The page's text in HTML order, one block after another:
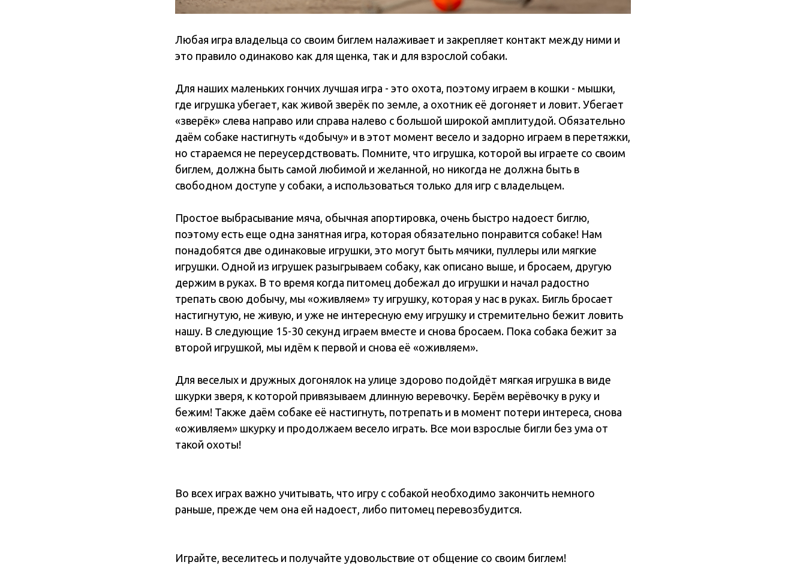
Любая игра владельца со своим биглем налаживает и закрепляет контакт между ними и
это правило одинаково как для щенка, так и для взрослой собаки.
Для наших маленьких гончих лучшая игра - это охота, поэтому играем в кошки - мышки,
где игрушка убегает, как живой зверёк по земле, а охотник её догоняет и ловит. Убегает
«зверёк» слева направо или справа налево с большой широкой амплитудой. Обязательно
даём собаке настигнуть «добычу» и в этот момент весело и задорно играем в перетяжки,
но стараемся не переусердствовать. Помните, что игрушка, которой вы играете со своим
биглем, должна быть самой любимой и желанной, но никогда не должна быть в
свободном доступе у собаки, а использоваться только для игр с владельцем.
Простое выбрасывание мяча, обычная апортировка, очень быстро надоест биглю,
поэтому есть еще одна занятная игра, которая обязательно понравится собаке! Нам
понадобятся две одинаковые игрушки, это могут быть мячики, пуллеры или мягкие
игрушки. Одной из игрушек разыгрываем собаку, как описано выше, и бросаем, другую
держим в руках. В то время когда питомец добежал до игрушки и начал радостно
трепать свою добычу, мы «оживляем» ту игрушку, которая у нас в руках. Бигль бросает
настигнутую, не живую, и уже не интересную ему игрушку и стремительно бежит ловить
нашу. В следующие 15-30 секунд играем вместе и снова бросаем. Пока собака бежит за
второй игрушкой, мы идём к первой и снова её «оживляем».
Для веселых и дружных догонялок на улице здорово подойдёт мягкая игрушка в виде
шкурки зверя, к которой привязываем длинную веревочку. Берём верёвочку в руку и
бежим! Также даём собаке её настигнуть, потрепать и в момент потери интереса, снова
«оживляем» шкурку и продолжаем весело играть. Все мои взрослые бигли без ума от
такой охоты!
Во всех играх важно учитывать, что игру с собакой необходимо закончить немного
раньше, прежде чем она ей надоест, либо питомец перевозбудится.
Играйте, веселитесь и получайте удовольствие от общение со своим биглем!